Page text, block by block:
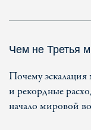
Чем не Третья
Почему
и рекордные
начало мировой